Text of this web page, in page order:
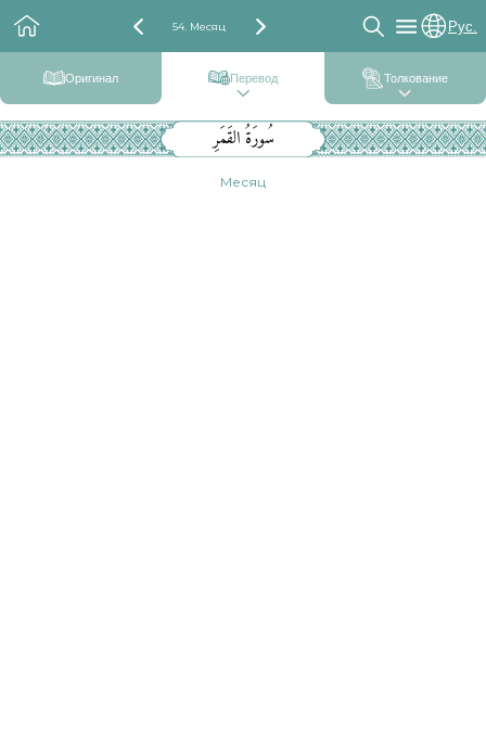
54. Месяц Рус.
Оригинал Перевод Толкование
سُورَةُ القَمَرِ
Месяц